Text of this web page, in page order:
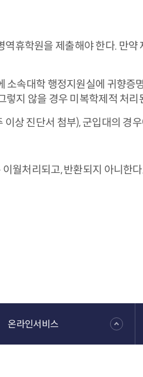
휴학원을 제출해야 한다. 만약
소속대학 행정지원실에 귀향증
렇지 않을 경우 미복학제적 처리
상 진단서 첨부), 군입대의 경
월처리되고, 반환되지 아니한
온라인서비스